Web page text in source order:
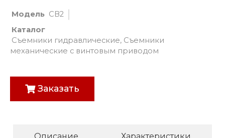
Модель СВ2
Каталог
Съемники гидравлические, Съемники
механические с винтовым приводом
Заказать